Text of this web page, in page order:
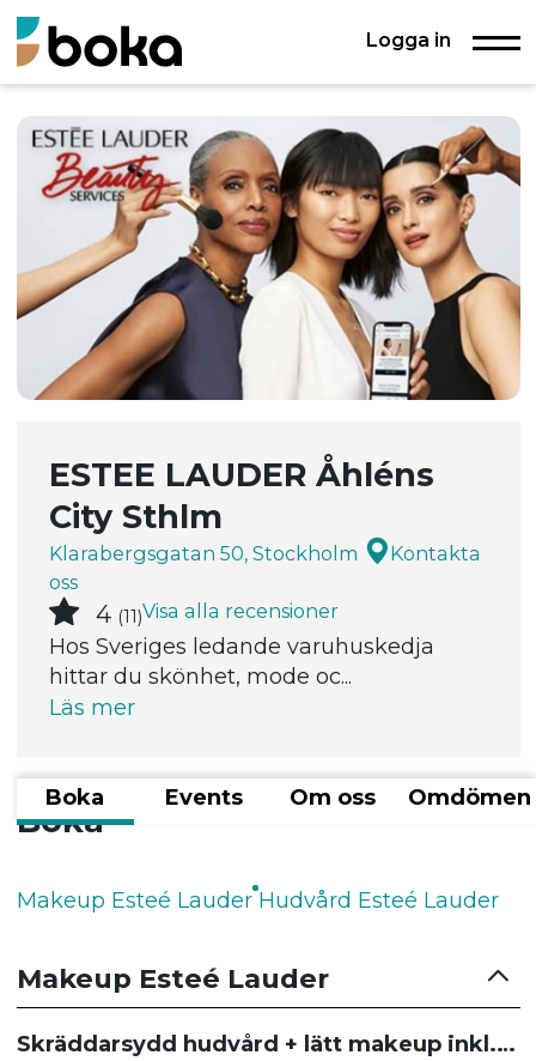
Logga in
ESTEE LAUDER Åhléns
City Sthlm
Klarabergsgatan 50, Stockholm
Kontakta
oss
4 (11)Visa alla recensioner
Hos Sveriges ledande varuhuskedja
hittar du skönhet, mode oc...
Läs mer
Boka Events Om oss Omdömen
Boka
Makeup Esteé Lauder Hudvård Esteé Lauder
Makeup Esteé Lauder
Skräddarsydd hudvård + lätt makeup inkl. produkter